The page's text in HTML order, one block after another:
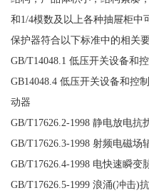
和1/4模数及以上各种抽屉柜中
保护器符合以下标准中的相关要
GB/T14048.1 低压开关设备和
GB14048.4 低压开关设备和控
动器
GB/T17626.2-1998 静电放电抗
GB/T17626.3-1998 射频电磁场
GB/T17626.4-1998 电快速瞬变
GB/T17626.5-1999 浪涌(冲击)